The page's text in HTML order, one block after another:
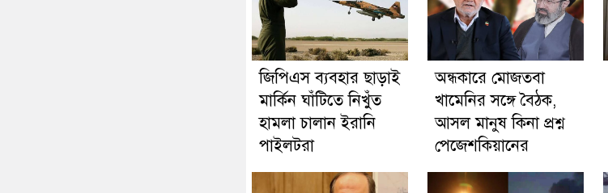
জিপিএস ব্যবহার ছাড়াই
মার্কিন ঘাঁটিতে নিখুঁত
হামলা চালান ইরানি
পাইলটরা
অন্ধকারে মোজতবা
খামেনির সঙ্গে বৈঠক,
আসল মানুষ কিনা প্রশ্ন
পেজেশকিয়ানের